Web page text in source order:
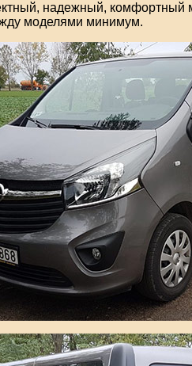
надежный, комфортный
моделями минимум.